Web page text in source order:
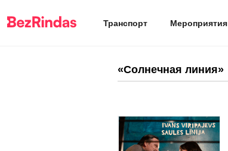
Транспорт Мероприятия
«Солнечная линия»